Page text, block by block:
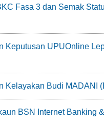
Fasa 3 dan Semak
Keputusan UPUOnline
Kelayakan Budi MADANI
BSN Internet Banking